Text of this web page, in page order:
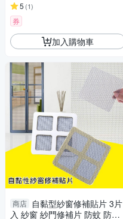
5 (1)
券
加入購物車
商店 自黏型紗窗修補貼片 3片
入 紗窗 紗門修補片 防蚊 防蟲